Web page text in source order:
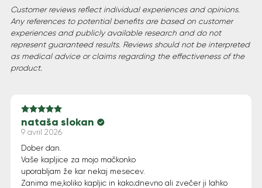
Customer reviews reflect individual experiences and opinions.
Any references to potential benefits are based on customer
experiences and publicly available research and do not
represent guaranteed results. Reviews should not be interpreted
as medical advice or claims regarding the effectiveness of the
product.
Note5 sur 5
nataša slokan
9 avril 2026
Dober dan.
Vaše kapljice za mojo mačkonko
uporabljam že kar nekaj mesecev.
Zanima me,koliko kapljic in kako;dnevno ali zvečer ji lahko